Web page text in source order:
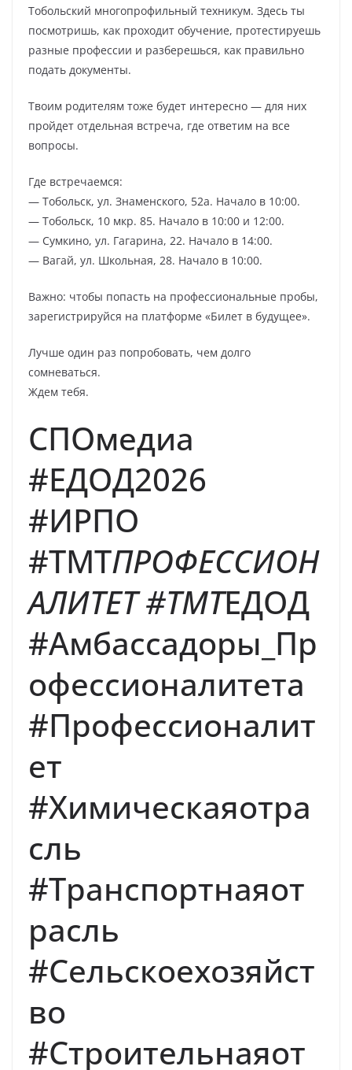
Тобольский многопрофильный техникум. Здесь ты
посмотришь, как проходит обучение, протестируешь
разные профессии и разберешься, как правильно
подать документы.
Твоим родителям тоже будет интересно — для них
пройдет отдельная встреча, где ответим на все
вопросы.
Где встречаемся:
— Тобольск, ул. Знаменского, 52а. Начало в 10:00.
— Тобольск, 10 мкр. 85. Начало в 10:00 и 12:00.
— Сумкино, ул. Гагарина, 22. Начало в 14:00.
— Вагай, ул. Школьная, 28. Начало в 10:00.
Важно: чтобы попасть на профессиональные пробы,
зарегистрируйся на платформе «Билет в будущее».
Лучше один раз попробовать, чем долго
сомневаться.
Ждем тебя.
СПОмедиа
#ЕДОД2026
#ИРПО
#ТМТПРОФЕССИОН
АЛИТЕТ #ТМТЕДОД
#Амбассадоры_Пр
офессионалитета
#Профессионалит
ет
#Химическаяотра
сль
#Транспортнаяот
расль
#Сельскоехозяйст
во
#Строительнаяот